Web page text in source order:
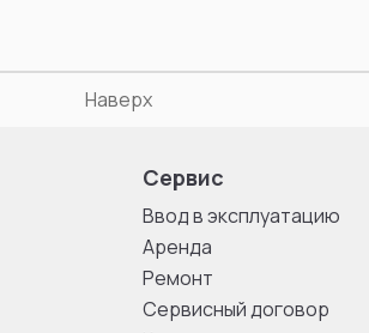
Наверх
Сервис
Ввод в эксплуатацию
Аренда
Ремонт
Сервисный договор